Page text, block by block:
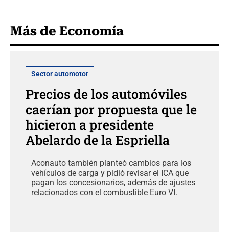
Más de Economía
Sector automotor
Precios de los automóviles
caerían por propuesta que le
hicieron a presidente
Abelardo de la Espriella
Aconauto también planteó cambios para los
vehículos de carga y pidió revisar el ICA que
pagan los concesionarios, además de ajustes
relacionados con el combustible Euro VI.